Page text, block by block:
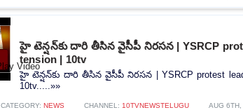
హై టెన్షన్‌కు దారి తీసిన వైసీపీ నిరసన | YSRCP
tension | 10tv
హై టెన్షన్‌కు దారి తీసిన వైసీపీ నిరసన | YSRCP protest
10tv.....»»
CATEGORY: NEWS CHANNEL: 10TVNEWSTELUGU AUG